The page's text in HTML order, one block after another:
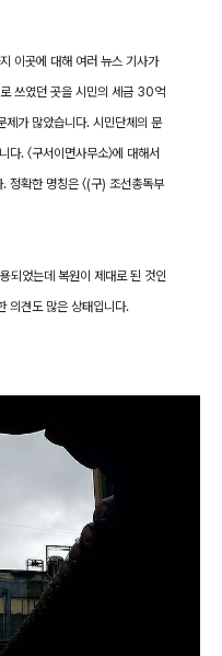
이곳에 대해 여러 뉴스 기사가
쓰였던 곳을 시민의 세금 30억
제가 많았습니다. 시민단체의 문
. 〈구서이면사무소〉에 대해서
정확한 명칭은 〈(구) 조선총독부
되었는데 복원이 제대로 된 것인
의견도 많은 상태입니다.